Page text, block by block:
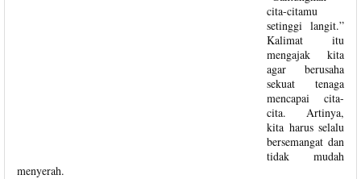
cita-citamu
setinggi langit.”
Kalimat itu
mengajak kita
agar berusaha
sekuat tenaga
mencapai cita-
cita. Artinya,
kita harus selalu
bersemangat dan
tidak mudah
menyerah.